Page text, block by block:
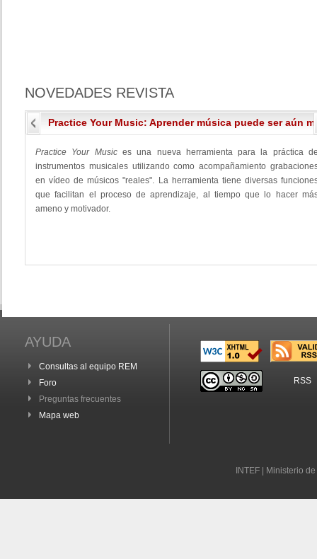
NOVEDADES REVISTA
Practice Your Music: Aprender música puede ser aún
Practice Your Music es una nueva herramienta para la práctica
instrumentos musicales utilizando como acompañamiento
en vídeo de músicos "reales". La herramienta tiene diversas
que facilitan el proceso de aprendizaje, al tiempo que lo hacer
ameno y motivador.
AYUDA
Consultas al equipo REM
Foro
Preguntas frecuentes
Mapa web
RSS
INTEF | Ministerio